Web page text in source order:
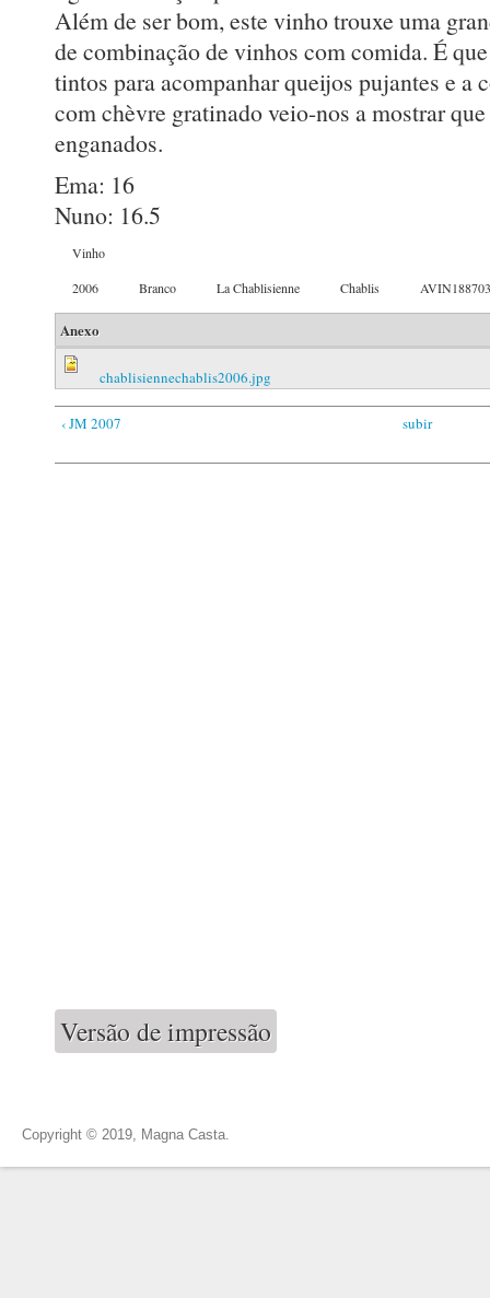
Além de ser bom, este vinho trouxe uma
de combinação de vinhos com comida. É
tintos para acompanhar queijos pujantes e a
com chèvre gratinado veio-nos a mostrar
enganados.
Ema: 16
Nuno: 16.5
Vinho
2006
Branco La Chablisienne Chablis
Anexo
chablisiennechablis2006.jpg
‹ JM 2007 subir
Versão de impressão
Copyright © 2019, Magna Casta.